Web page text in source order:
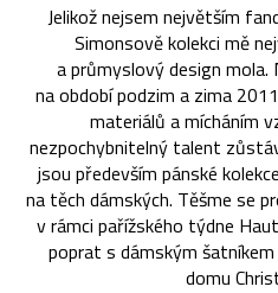
Jelikož nejsem největším
Simonsově kolekci mě
a průmyslový design mola.
na období podzim a zima
materiálů a mícháním
nezpochybnitelný talent
jsou především pánské
na těch dámských. Těšme se
v rámci pařížského týdne
poprat s dámským
domu